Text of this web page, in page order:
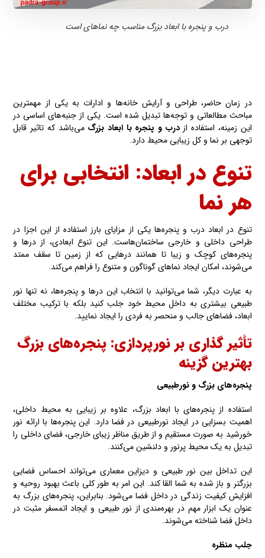
درب و پنجره با ابعاد بزرگ مناسب چه نماهای است
در زمان حاضر، طراحی و آرایش خانه‌ها و ادارات به یکی از مهمترین
مباحث مطالعاتی و توجه‌ها تبدیل شده است. یکی از جنبه‌های اساسی در
این زمینه، استفاده ازدرب و پنجره با ابعاد بزرگ می‌باشد که تاثیر قابل
توجهی بر نما و کل زیبایی محیط دارد.
تنوع در ابعاد: انتخابی برای
هر نما
تنوع در ابعاد درب و پنجره‌ها یکی از مزایای بارز استفاده از این اجزا در
طراحی داخلی و خارجی ساختمان‌هاست. این تنوع ابعادی، از درها و
پنجره‌های کوچک و زیبا تا همانند درهایی که از زمین تا سقف ممتد
می‌شوند، امکان ایجاد نماهای گوناگون و متنوع را فراهم می‌کند.
به عبارت دیگر، شما می‌توانید با انتخاب این درها و پنجره‌ها، نه تنها نور
طبیعی بیشتری به داخل محیط خود جلب کنید بلکه با ترکیب مختلف
ابعاد، فضاهای جالب و منحصر به فردی را ایجاد نمایید.
تأثیر گذاری بر نورپردازی: پنجره‌های بزرگ
بهترین گزینه
پنجره‌های بزرگ و نورطبیعی
استفاده از پنجره‌های با ابعاد بزرگ، علاوه بر زیبایی به محیط داخلی،
اهمیت بسزایی در ایجاد نورطبیعی در فضا دارد. این پنجره‌ها با ارائه نور
خورشید به صورت مستقیم و از طریق مناظر زیبای خارجی، فضای داخلی را
تبدیل به یک محیط پرنور و دلنشین می‌کنند.
این تداخل بین نور طبیعی و دیزاین معماری می‌تواند احساس فضایی
بزرگتر و باز شده به شما القا کند. این امر به طور کلی باعث بهبود روحیه و
افزایش کیفیت زندگی در داخل فضا می‌شود. بنابراین، پنجره‌های بزرگ به
عنوان یک ابزار مهم در بهره‌مندی از نور طبیعی و ایجاد اتمسفر مثبت در
داخل فضا شناخته می‌شوند.
جلب منظره